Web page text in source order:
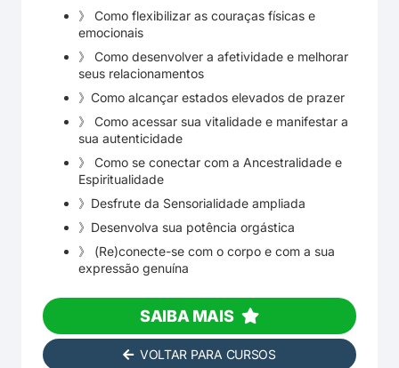
》 Como flexibilizar as couraças físicas e
emocionais
》 Como desenvolver a afetividade e melhorar
seus relacionamentos
》Como alcançar estados elevados de prazer
》⁠ Como acessar sua vitalidade e manifestar a
sua autenticidade
》 Como se conectar com a Ancestralidade e
Espiritualidade
》Desfrute da Sensorialidade ampliada
》Desenvolva sua potência orgástica
》 (Re)conecte-se com o corpo e com a sua
expressão genuína
SAIBA MAIS
VOLTAR PARA CURSOS